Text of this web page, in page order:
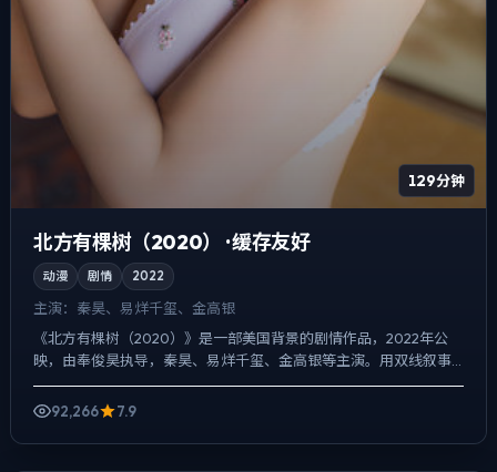
129分钟
北方有棵树（2020） · 缓存友好
动漫 剧情 2022
主演： 秦昊、易烊千玺、金高银
《北方有棵树（2020）》是一部美国背景的剧情作品，2022年公
映，由奉俊昊执导，秦昊、易烊千玺、金高银等主演。用双线叙事
把过去与现在拧成一股绳，人物在道德灰区反复试探，观众情...
92,266
7.9